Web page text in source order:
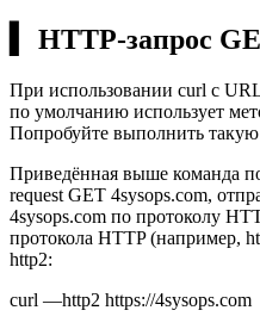
▍ HTTP-запрос
При использовании curl с
по умолчанию использует
Попробуйте выполнить
Приведённая выше команда
request GET 4sysops.com,
4sysops.com по протоколу
протокола HTTP (например,
http2:
curl —http2 https://4sysops.com